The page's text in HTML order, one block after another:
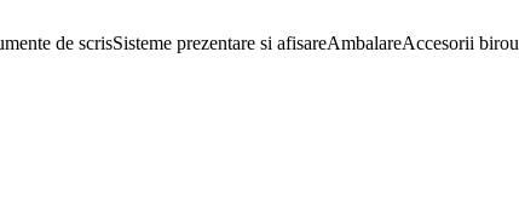
de scrisSisteme prezentare si afisareAmbalareAccesorii birou